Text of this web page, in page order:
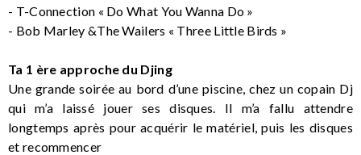
- T-Connection « Do What You Wanna Do »
- Bob Marley &The Wailers « Three Little Birds »
Ta 1 ère approche du Djing
Une grande soirée au bord d’une piscine, chez un copain Dj
qui m’a laissé jouer ses disques. Il m’a fallu attendre
longtemps après pour acquérir le matériel, puis les disques
et recommencer